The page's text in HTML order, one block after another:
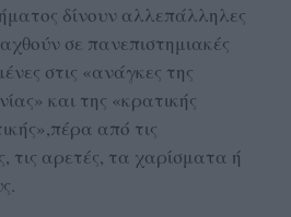
δίνουν αλλεπάλληλες
σε πανεπιστημιακές
στις «ανάγκες της
και της «κρατικής
από τις
τις αρετές, τα χαρίσματα ή